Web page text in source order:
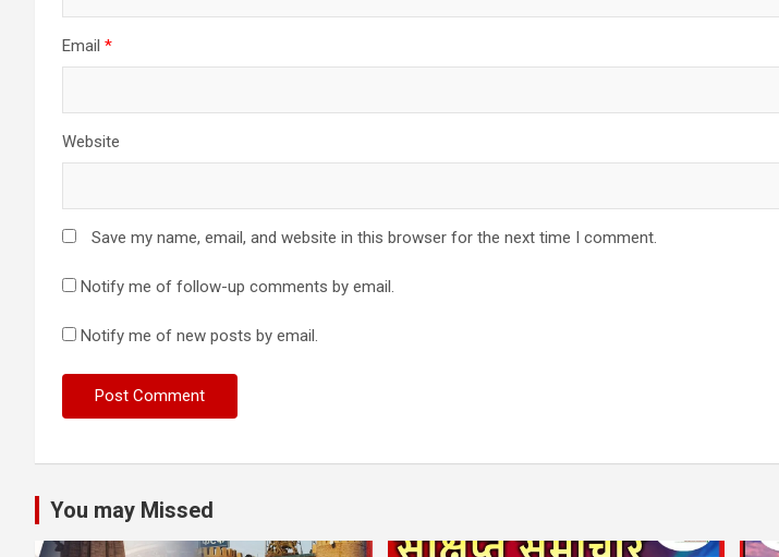
Email *
Website
Save my name, email, and website in this browser for the next time I comment.
Notify me of follow-up comments by email.
Notify me of new posts by email.
You may Missed